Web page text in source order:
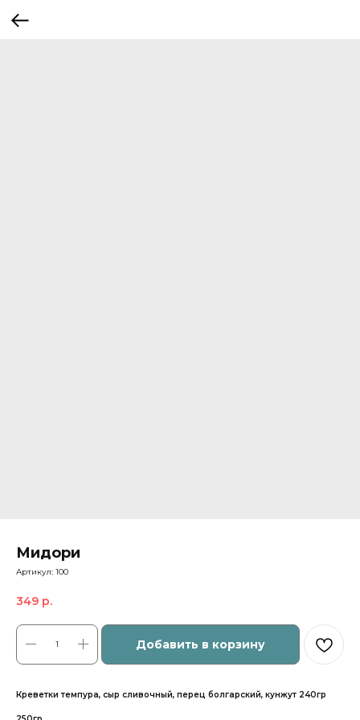
Мидори
Артикул: 100
349 р.
Добавить в корзину
Креветки темпура, сыр сливочный, перец болгарский, кунжут 240гр